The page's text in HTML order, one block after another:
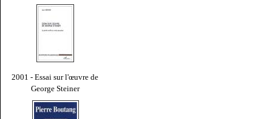
2001 - Essai sur l'œuvre de
George Steiner